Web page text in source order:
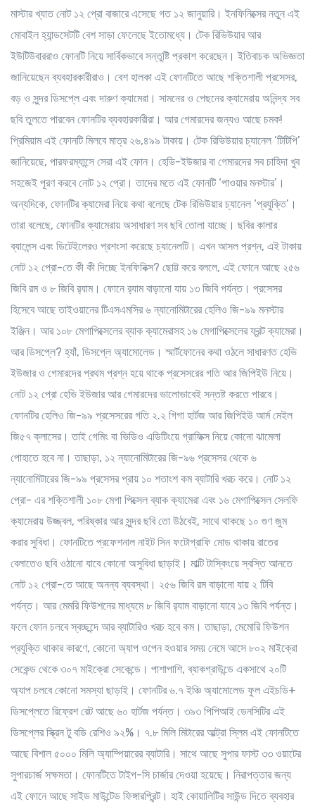
মাস্টার খ্যাত নোট ১২ প্রো বাজারে এসেছে গত ১২ জানুয়ারি। ইনফিনিক্সের নতুন এই
মোবাইল হ্যান্ডসেটটি বেশ সাড়া ফেলেছে ইতোমধ্যে। টেক রিভিউয়ার আর
ইউটিউবাররাও ফোনটি নিয়ে সার্বিকভাবে সন্তুষ্টি প্রকাশ করেছেন। ইতিবাচক অভিজ্ঞতা
জানিয়েছেন ব্যবহারকারীরাও। বেশ হালকা এই ফোনটিতে আছে শক্তিশালী প্রসেসর,
বড় ও সুন্দর ডিসপ্লে এবং দারুণ ক্যামেরা। সামনের ও পেছনের ক্যামেরায় অনিন্দ্য সব
ছবি তুলতে পারবেন ফোনটির ব্যবহারকারীরা। আর গেমারদের জন্যও আছে চমক!
প্রিমিয়াম এই ফোনটি মিলবে মাত্র ২৬,৪৯৯ টাকায়। টেক রিভিউয়ার চ্যানেল ‘টিটিপি’
জানিয়েছে, পারফরম্যান্সে সেরা এই ফোন। হেভি-ইউজার বা গেমারদের সব চাহিদা খুব
সহজেই পূরণ করবে নোট ১২ প্রো। তাদের মতে এই ফোনটি ‘পাওয়ার মনস্টার’।
অন্যদিকে, ফোনটির ক্যামেরা নিয়ে কথা বলেছে টেক রিভিউয়ার চ্যানেল ‘প্রযুক্তি’।
তারা বলেছে, ফোনটির ক্যামেরায় অসাধারণ সব ছবি তোলা যাচ্ছে। ছবির কালার
ব্যালেন্স এবং ডিটেইলেরও প্রশংসা করেছে চ্যানেলটি। এখন আসল প্রশ্ন, এই টাকায়
নোট ১২ প্রো-তে কী কী দিচ্ছে ইনফিনিক্স? ছোট্ট করে বললে, এই ফোনে আছে ২৫৬
জিবি রম ও ৮ জিবি র‌্যাম। ফোনে র‌্যাম বাড়ানো যায় ১৩ জিবি পর্যন্ত। প্রসেসর
হিসেবে আছে তাইওয়ানের টিএসএমসির ৬ ন্যানোমিটারের হেলিও জি-৯৯ মনস্টার
ইঞ্জিন। আর ১০৮ মেগাপিক্সেলের ব্যাক ক্যামেরাসহ ১৬ মেগাপিক্সেলের ফ্রন্ট ক্যামেরা।
আর ডিসপ্লে? হ্যাঁ, ডিসপ্লে অ্যামোলেড। স্মার্টফোনের কথা ওঠলে সাধারণত হেভি
ইউজার ও গেমারদের প্রথম প্রশ্ন হয়ে থাকে প্রসেসরের গতি আর জিপিইউ নিয়ে।
নোট ১২ প্রো হেভি ইউজার আর গেমারদের ভালোভাবেই সন্তষ্ট করতে পারবে।
ফোনটির হেলিও জি-৯৯ প্রসেসরের গতি ২.২ গিগা হার্টজ আর জিপিইউ আর্ম মেইল
জি৫৭ ক্লাসের। তাই গেমিং বা ভিডিও এডিটিংয়ে গ্রাফিক্স নিয়ে কোনো ঝামেলা
পোহাতে হবে না। তাছাড়া, ১২ ন্যানোমিটারের জি-৯৬ প্রসেসর থেকে ৬
ন্যানোমিটারের জি-৯৯ প্রসেসর প্রায় ১০ শতাংশ কম ব্যাটারি খরচ করে। নোট ১২
প্রো- এর শক্তিশালী ১০৮ মেগা পিক্সেল ব্যাক ক্যামেরা এবং ১৬ মেগাপিক্সেল সেলফি
ক্যামেরায় উজ্জ্বল, পরিষ্কার আর সুন্দর ছবি তো উঠবেই, সাথে থাকছে ১০ গুণ জুম
করার সুবিধা। ফোনটিতে প্রফেশনাল নাইট সিন ফটোগ্রাফি মোড থাকায় রাতের
বেলাতেও ছবি ওঠানো যাবে কোনো অসুবিধা ছাড়াই। মাল্টি টাস্কিংয়ে স্বস্তি আনতে
নোট ১২ প্রো-তে আছে অনন্য ব্যবস্থা। ২৫৬ জিবি রম বাড়ানো যায় ২ টিবি
পর্যন্ত। আর মেমরি ফিউশনের মাধ্যমে ৮ জিবি র‌্যাম বাড়ানো যাবে ১৩ জিবি পর্যন্ত।
ফলে ফোন চলবে স্বচ্ছন্দে আর ব্যাটারিও খরচ হবে কম। তাছাড়া, মেমোরি ফিউশন
প্রযুক্তি থাকার কারণে, কোনো অ্যাপ ওপেন হওয়ার সময় নেমে আসে ৮০২ মাইক্রো
সেকেন্ড থেকে ৩০৭ মাইক্রো সেকেন্ডে। পাশাপাশি, ব্যাকগ্রাউন্ডে একসাথে ২০টি
অ্যাপ চলবে কোনো সমস্যা ছাড়াই। ফোনটির ৬.৭ ইঞ্চি অ্যামোলেড ফুল এইচডি+
ডিসপ্লেতে রিফ্রেশ রেট আছে ৬০ হার্টজ পর্যন্ত। ৩৯৩ পিপিআই ডেনসিটির এই
ডিসপ্লের স্ক্রিন টু বডি রেশিও ৯২%। ৭.৮ মিলি মিটারের আল্ট্রা স্লিম এই ফোনটিতে
আছে বিশাল ৫০০০ মিলি অ্যাম্পিয়ারের ব্যাটারি। সাথে আছে সুপার ফাস্ট ৩৩ ওয়াটের
সুপারচার্জ সক্ষমতা। ফোনটিতে টাইপ-সি চার্জার দেওয়া হয়েছে। নিরাপত্তার জন্য
এই ফোনে আছে সাইড মাউন্টেড ফিঙ্গারপ্রিন্ট। হাই কোয়ালিটির সাউন্ড দিতে ব্যবহার